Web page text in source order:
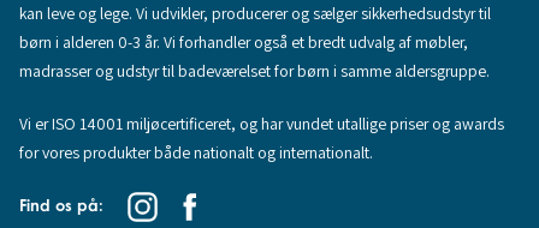
kan leve og lege. Vi udvikler, producerer og sælger sikkerhedsudstyr til
børn i alderen 0-3 år. Vi forhandler også et bredt udvalg af møbler,
madrasser og udstyr til badeværelset for børn i samme aldersgruppe.
Vi er ISO 14001 miljøcertificeret, og har vundet utallige priser og awards
for vores produkter både nationalt og internationalt.
Find os på: